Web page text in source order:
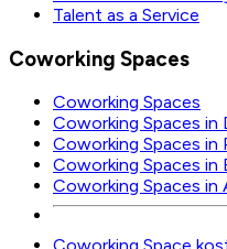
Talent as a Service
Coworking Spaces
Coworking Spaces
Coworking Spaces in
Coworking Spaces in
Coworking Spaces in
Coworking Spaces in